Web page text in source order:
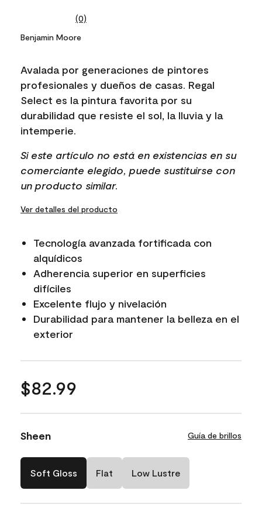
No
value.
link.
(0)
Benjamin Moore
Avalada por generaciones de pintores
profesionales y dueños de casas. Regal
Select es la pintura favorita por su
durabilidad que resiste el sol, la lluvia y la
intemperie.
Si este artículo no está en existencias en su
comerciante elegido, puede sustituirse con
un producto similar.
Ver detalles del producto
Tecnología avanzada fortificada con
alquídicos
Adherencia superior en superficies
difíciles
Excelente flujo y nivelación
Durabilidad para mantener la belleza en el
exterior
$82.99
Sheen Guía de brillos
Soft Gloss Flat Low Lustre